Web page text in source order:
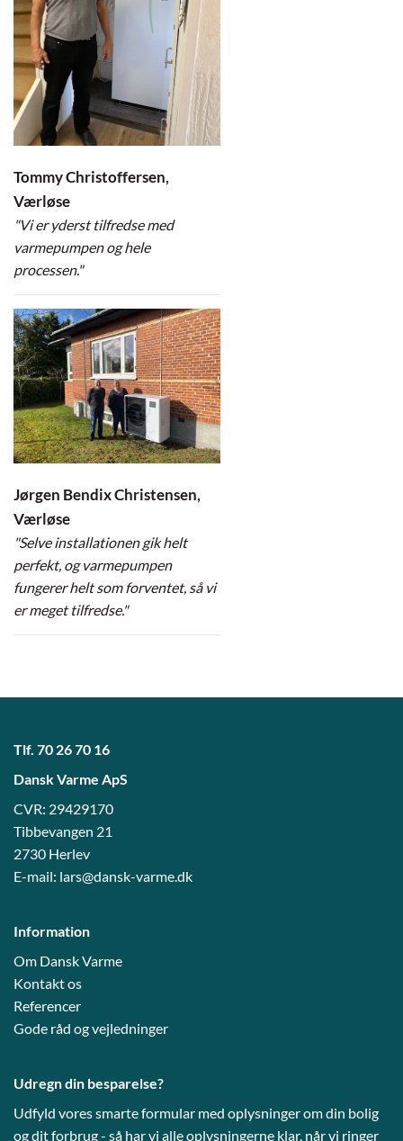
Tommy Christoffersen,
Værløse
"Vi er yderst tilfredse med
varmepumpen og hele
processen."
Jørgen Bendix Christensen,
Værløse
"Selve installationen gik helt
perfekt, og varmepumpen
fungerer helt som forventet, så vi
er meget tilfredse."
Tlf. 70 26 70 16
Dansk Varme ApS
CVR: 29429170
Tibbevangen 21
2730 Herlev
E-mail: lars@dansk-varme.dk
Information
Om Dansk Varme
Kontakt os
Referencer
Gode råd og vejledninger
Udregn din besparelse?
Udfyld vores smarte formular med oplysninger om din bolig
og dit forbrug - så har vi alle oplysningerne klar, når vi ringer